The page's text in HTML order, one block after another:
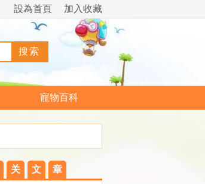
加入收藏
設為首頁
寵物百科
关 文 章